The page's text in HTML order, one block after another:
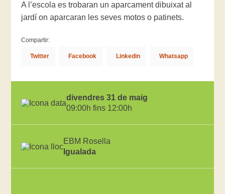
A l’escola es trobaran un aparcament dibuixat al
jardí on aparcaran les seves motos o patinets.
Compartir:
Twitter Facebook Linkedin Whatsapp
divendres 31 de maig
09:00h fins 12:00h
EBM Rosella
Igualada